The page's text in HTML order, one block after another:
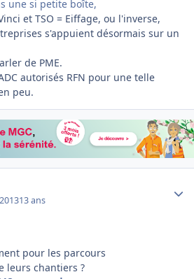
une si petite boîte,
et TSO = Eiffage, ou l'inverse,
s'appuient désormais sur un
de PME.
autorisés RFN pour une telle
peu.
13 ans
pour les parcours
leurs chantiers ?